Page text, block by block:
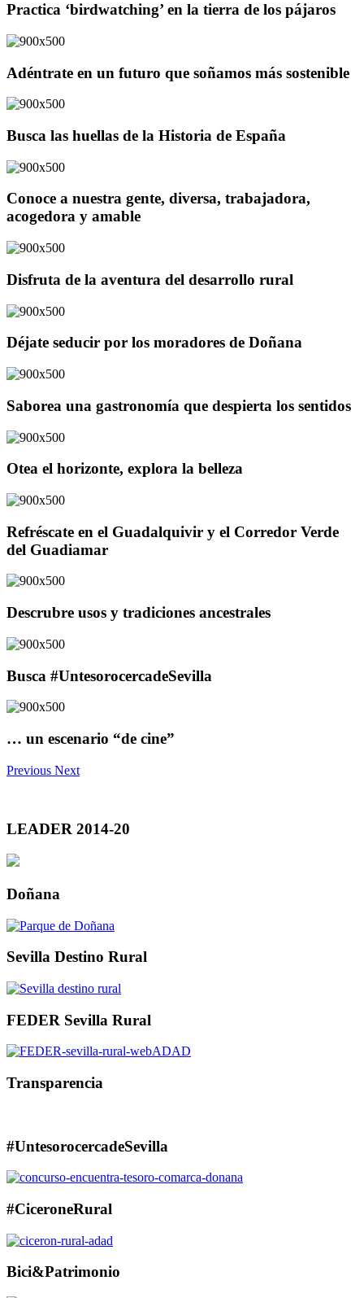
Practica ‘birdwatching’ en la tierra de los pájaros
Adéntrate en un futuro que soñamos más sostenible
Busca las huellas de la Historia de España
Conoce a nuestra gente, diversa, trabajadora,
acogedora y amable
Disfruta de la aventura del desarrollo rural
Déjate seducir por los moradores de Doñana
Saborea una gastronomía que despierta los sentidos
Otea el horizonte, explora la belleza
Refréscate en el Guadalquivir y el Corredor Verde
del Guadiamar
Descrubre usos y tradiciones ancestrales
Busca #UntesorocercadeSevilla
… un escenario “de cine”
Previous Next
LEADER 2014-20
Doñana
Sevilla Destino Rural
FEDER Sevilla Rural
Transparencia
#UntesorocercadeSevilla
#CiceroneRural
Bici&Patrimonio